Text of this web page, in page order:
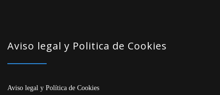
Aviso legal y Politica de Cookies
Aviso legal y Política de Cookies